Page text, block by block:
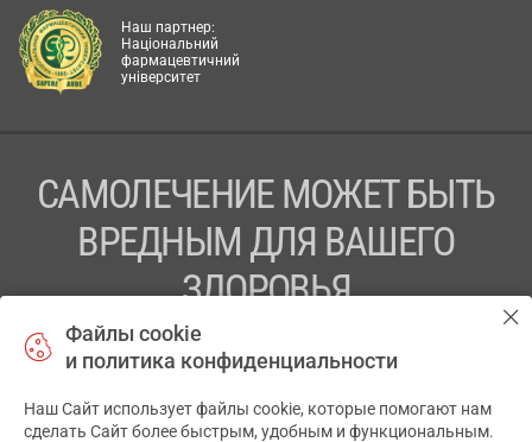
Наш партнер:
Національний
фармацевтичний
університет
САМОЛЕЧЕНИЕ МОЖЕТ БЫТЬ
ВРЕДНЫМ ДЛЯ ВАШЕГО
ЗДОРОВЬЯ
ПЕРЕД ПРИМЕНЕНИЕМ ПРЕПАРАТА
ПРОКОНСУЛЬТИРУЙТЕСЬ С ВРАЧОМ
ТОВ «АПТЕКА 911.ЮА» Код ЄДРПОУ 43631965.
Файлы cookie
и политика конфиденциальности
Наш Сайт использует файлы cookie, которые помогают нам
сделать Сайт более быстрым, удобным и функциональным.
✕